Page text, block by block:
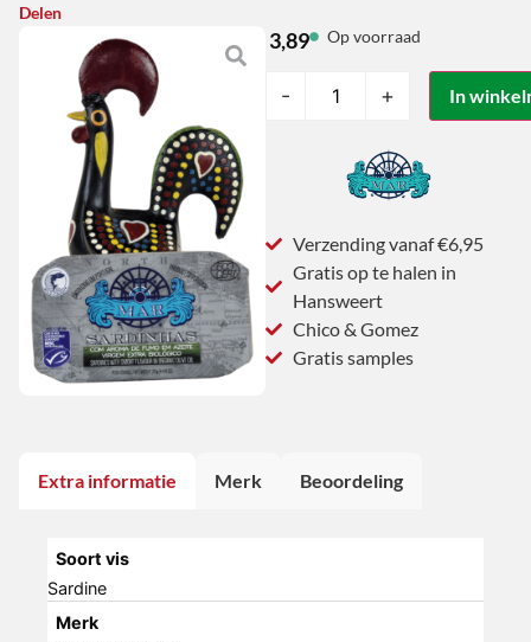
Delen
3,89 Op voorraad
- + In
Verzending vanaf €6,95
Gratis op te halen in
Hansweert
Chico & Gomez
Gratis samples
Extra informatie Merk Beoordeling
Soort vis
Sardine
Merk